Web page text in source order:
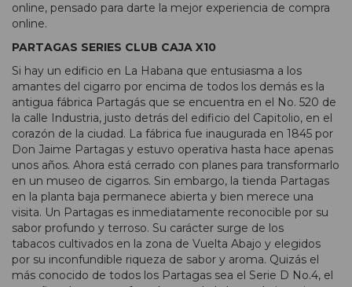
online, pensado para darte la mejor experiencia de compra
online.
PARTAGAS SERIES CLUB CAJA X10
Si hay un edificio en La Habana que entusiasma a los
amantes del cigarro por encima de todos los demás es la
antigua fábrica Partagás que se encuentra en el No. 520 de
la calle Industria, justo detrás del edificio del Capitolio, en el
corazón de la ciudad. La fábrica fue inaugurada en 1845 por
Don Jaime Partagas y estuvo operativa hasta hace apenas
unos años. Ahora está cerrado con planes para transformarlo
en un museo de cigarros. Sin embargo, la tienda Partagas
en la planta baja permanece abierta y bien merece una
visita. Un Partagas es inmediatamente reconocible por su
sabor profundo y terroso. Su carácter surge de los
tabacos cultivados en la zona de Vuelta Abajo y elegidos
por su inconfundible riqueza de sabor y aroma. Quizás el
más conocido de todos los Partagas sea el Serie D No.4, el